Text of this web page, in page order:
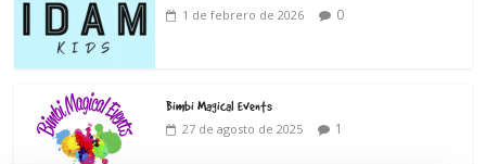
1 de febrero de 2026 0
Bimbi Magical Events
27 de agosto de 2025 1